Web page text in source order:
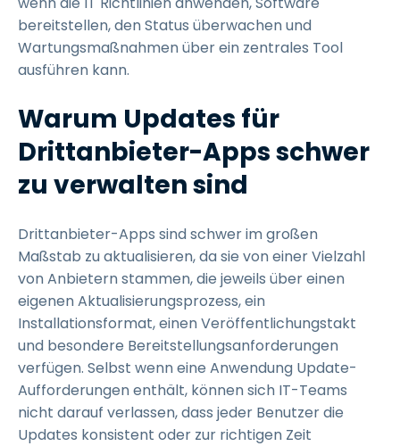
bereitstellen, den Status überwachen und
Wartungsmaßnahmen über ein zentrales Tool
ausführen kann.
Warum Updates für
Drittanbieter-Apps schwer
zu verwalten sind
Drittanbieter-Apps sind schwer im großen
Maßstab zu aktualisieren, da sie von einer Vielzahl
von Anbietern stammen, die jeweils über einen
eigenen Aktualisierungsprozess, ein
Installationsformat, einen Veröffentlichungstakt
und besondere Bereitstellungsanforderungen
verfügen. Selbst wenn eine Anwendung Update-
Aufforderungen enthält, können sich IT-Teams
nicht darauf verlassen, dass jeder Benutzer die
Updates konsistent oder zur richtigen Zeit